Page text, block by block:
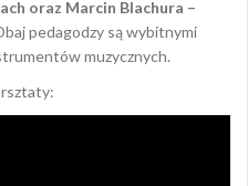
oraz Marcin Blachura –
pedagodzy są wybitnymi
muzycznych.